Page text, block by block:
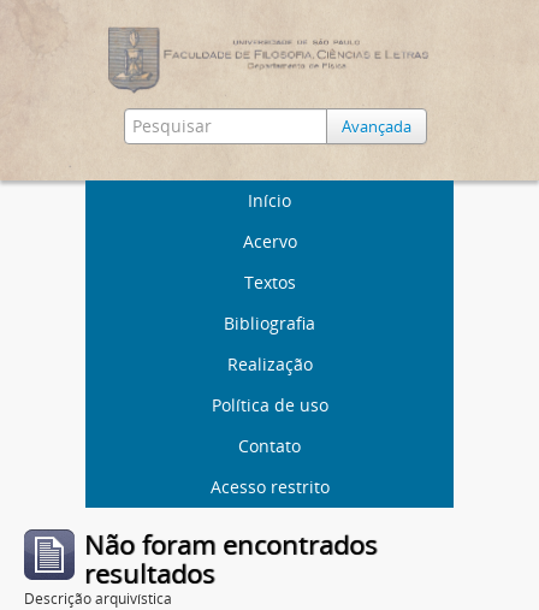
Avançada
Início
Acervo
Textos
Bibliografia
Realização
Política de uso
Contato
Acesso restrito
Não foram encontrados
resultados
Descrição arquivística